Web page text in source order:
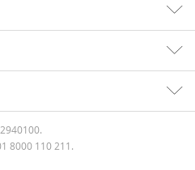
8000 110 211.